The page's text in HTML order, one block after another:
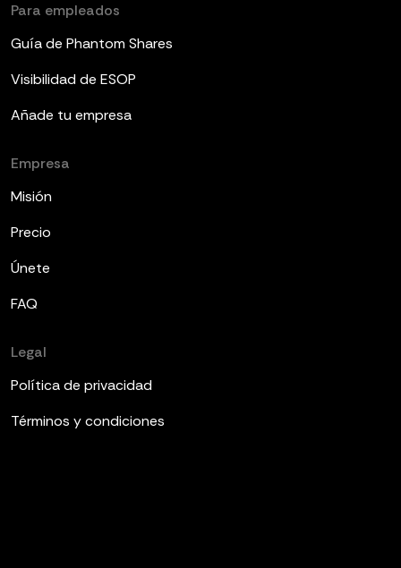
Para empleados
Guía de Phantom Shares
Visibilidad de ESOP
Añade tu empresa
Empresa
Misión
Precio
Únete
FAQ
Legal
Política de privacidad
Términos y condiciones